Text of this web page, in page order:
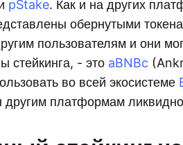
pStake. Как и на других
обернутыми
пользователям и они
стейкинга, - это aBNBc
во всей экосистеме
другим платформам